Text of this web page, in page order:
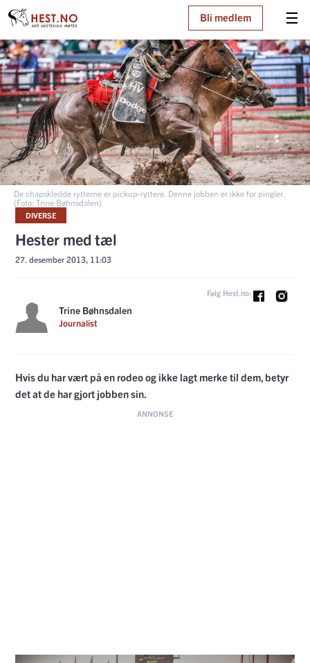
☰
Bli medlem
De chapskledde rytterne er pickup-ryttere. Denne jobben er ikke for pingler.
(Foto: Trine Bøhnsdalen)
DIVERSE
Hester med tæl
27. desember 2013, 11:03
Trine Bøhnsdalen
Journalist
Følg Hest.no:
Hvis du har vært på en rodeo og ikke lagt merke til dem, betyr
det at de har gjort jobben sin.